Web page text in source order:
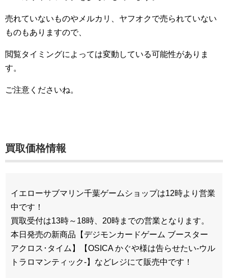
売れていないものやメルカリ、ヤフオクで売られていない
ものもありますので、
閲覧タイミングによっては変動している可能性がありま
す。
ご注意くださいね。
買取価格情報
イエローサブマリン千葉ゲームショップは12時より営業
中です！
買取受付は13時～18時、20時までの営業となります。
本日発売の新商品【デジモンカードゲーム ブースター
アクロス･タイム】【OSICA かぐや様は告らせたい-ウル
トラロマンティック-】などレジにて販売中です！